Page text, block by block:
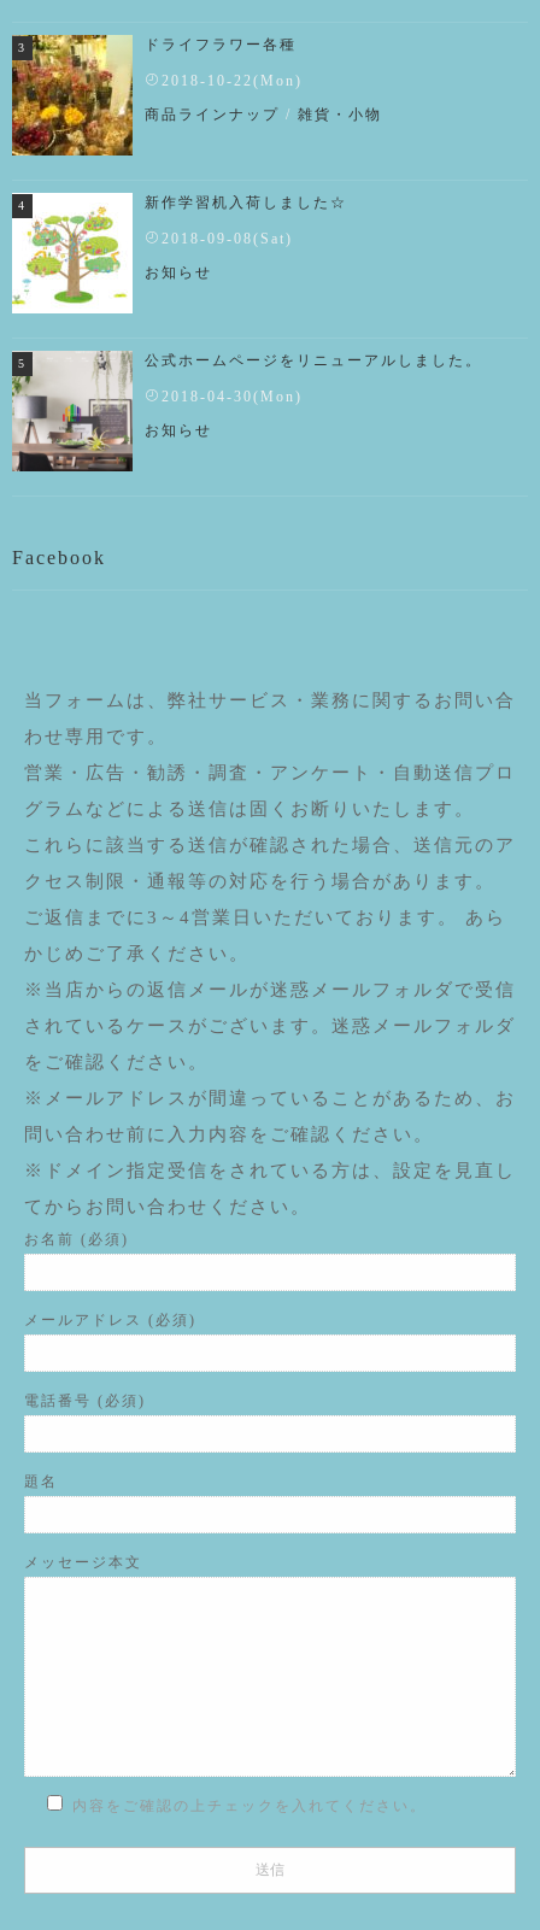
ドライフラワー各種
2018-10-22(Mon)
商品ラインナップ / 雑貨・小物
新作学習机入荷しました☆
2018-09-08(Sat)
お知らせ
公式ホームページをリニューアルしました。
2018-04-30(Mon)
お知らせ
Facebook
当フォームは、弊社サービス・業務に関するお問い合
わせ専用です。
営業・広告・勧誘・調査・アンケート・自動送信プロ
グラムなどによる送信は固くお断りいたします。
これらに該当する送信が確認された場合、送信元のア
クセス制限・通報等の対応を行う場合があります。
ご返信までに3～4営業日いただいております。 あら
かじめご了承ください。
※当店からの返信メールが迷惑メールフォルダで受信
されているケースがございます。迷惑メールフォルダ
をご確認ください。
※メールアドレスが間違っていることがあるため、お
問い合わせ前に入力内容をご確認ください。
※ドメイン指定受信をされている方は、設定を見直し
てからお問い合わせください。
お名前 (必須)
メールアドレス (必須)
電話番号 (必須)
題名
メッセージ本文
内容をご確認の上チェックを入れてください。